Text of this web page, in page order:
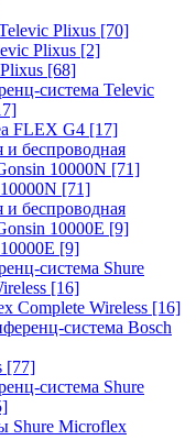
Plixus [70]
Plixus [2]
[68]
система Televic
FLEX G4 [17]
беспроводная
10000N [71]
[71]
беспроводная
10000E [9]
[9]
система Shure
[16]
Complete Wireless [16]
система Bosch
[77]
система Shure
Shure Microflex